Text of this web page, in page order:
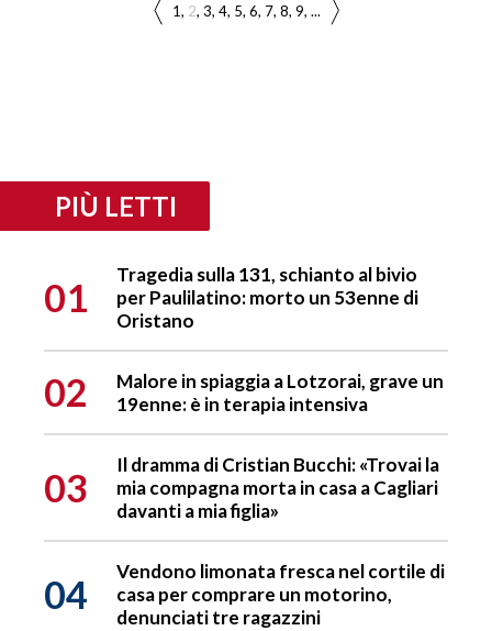
1 2 3 4 5 6 7 8 9 ...
PIÙ LETTI
01
Tragedia sulla 131, schianto al bivio
per Paulilatino: morto un 53enne di
Oristano
02
Malore in spiaggia a Lotzorai, grave un
19enne: è in terapia intensiva
03
Il dramma di Cristian Bucchi: «Trovai la
mia compagna morta in casa a Cagliari
davanti a mia figlia»
04
Vendono limonata fresca nel cortile di
casa per comprare un motorino,
denunciati tre ragazzini